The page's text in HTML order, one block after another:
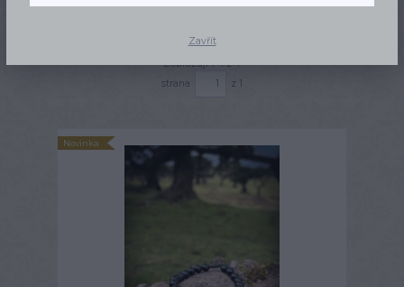
Nejnovější Nejlevnější Nejdražší
Zobrazuji 1-4 z 4
strana
z 1
Novinka
Zavřít